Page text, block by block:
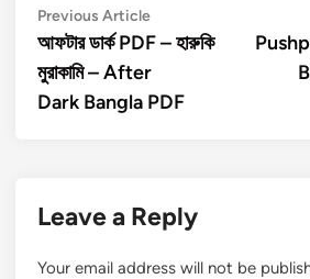
Post
navigation
Previous ArticlePrevious
article:
আফটার ডার্ক PDF – হারুকি
মুরাকামি – After
Dark Bangla PDF
Leave a Reply
Your email address will not be